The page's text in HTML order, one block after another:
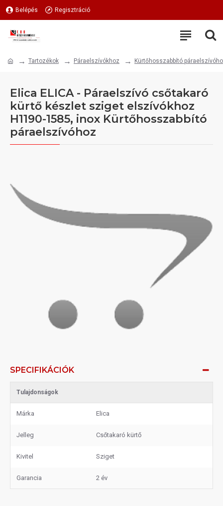
Belépés Regisztráció
Tartozékok Páraelszívókhoz Kürtőhosszabbító
Elica ELICA - Páraelszívó csőtakaró
kürtő készlet sziget elszívókhoz
H1190-1585, inox Kürtőhosszabbító
páraelszívóhoz
SPECIFIKÁCIÓK
Tulajdonságok
Márka Elica
Jelleg Csőtakaró kürtő
Kivitel Sziget
Garancia 2 év